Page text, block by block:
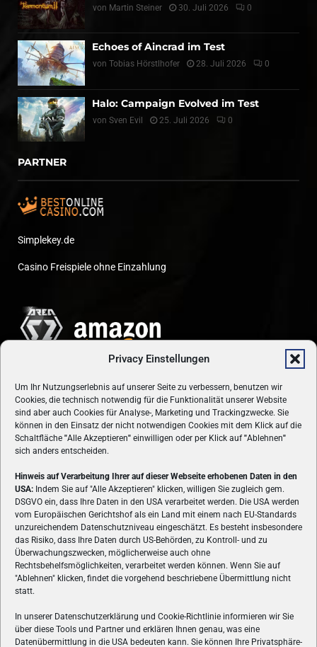
Privacy Einstellungen
Um Ihr Nutzungserlebnis auf unserer Seite zu verbessern, benutzen wir
Cookies, die technisch notwendig für die Funktionalität unserer Website
sind aber auch Cookies für Analyse-, Marketing und Trackingzwecke. Sie
können in den Einsatz der nicht notwendigen Cookies mit dem Klick auf die
Schaltfläche "Alle Akzeptieren" einwilligen oder per Klick auf"Ablehnen"
sich anders entscheiden.
Hinweis auf Verarbeitung Ihrer auf dieser Webseite erhobenen Daten in den
USA: Indem Sie auf "Alle Akzeptieren" klicken, willigen Sie zugleich gem.
DSGVO ein, dass Ihre Daten in den USA verarbeitet werden. Die USA werden
vom Europäischen Gerichtshof als ein Land mit einem nach EU-Standards
unzureichendem Datenschutzniveau eingeschätzt. Es besteht insbesondere
das Risiko, dass Ihre Daten durch US-Behörden, zu Kontroll- und zu
Überwachungszwecken, möglicherweise auch ohne
Rechtsbehelfsmöglichkeiten, verarbeitet werden können. Wenn Sie auf
"Ablehnen" klicken, findet die vorgehend beschriebene Übermittlung nicht
statt.
In unserer Datenschutzerklärung und Cookie-Richtlinie informieren wir Sie
über diese Tools und Partner und erklären Ihnen genau, was eine
Datenübermittlung in die USA bedeuten kann. Sie können Ihre Privatsphäre-
von Martin Steiner 30. Juli 2026 0
Echoes of Aincrad im Test
von Tobias Hörstlhofer 28. Juli 2026 0
Halo: Campaign Evolved im Test
von Sven Evil 25. Juli 2026 0
PARTNER
Simplekey.de
Casino Freispiele ohne Einzahlung
ÜBER UNS
VON GAMERN, FÜR GAMER! Gamers.at ist das älteste Online-
Spielemagazin Österreichs und bringt täglich aktuelle News,
Reviews und Videos zu PC- und Konsolenspielen, Gaming-
Hardware und aus der Welt des e-Sport's.
FOLGE UNS